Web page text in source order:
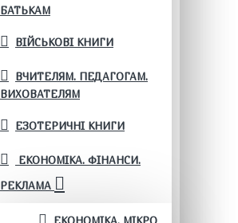
БАТЬКАМ
ВІЙСЬКОВІ КНИГИ
ВЧИТЕЛЯМ. ПЕДАГОГАМ.
ВИХОВАТЕЛЯМ
ЕЗОТЕРИЧНІ КНИГИ
ЕКОНОМІКА. ФІНАНСИ.
РЕКЛАМА